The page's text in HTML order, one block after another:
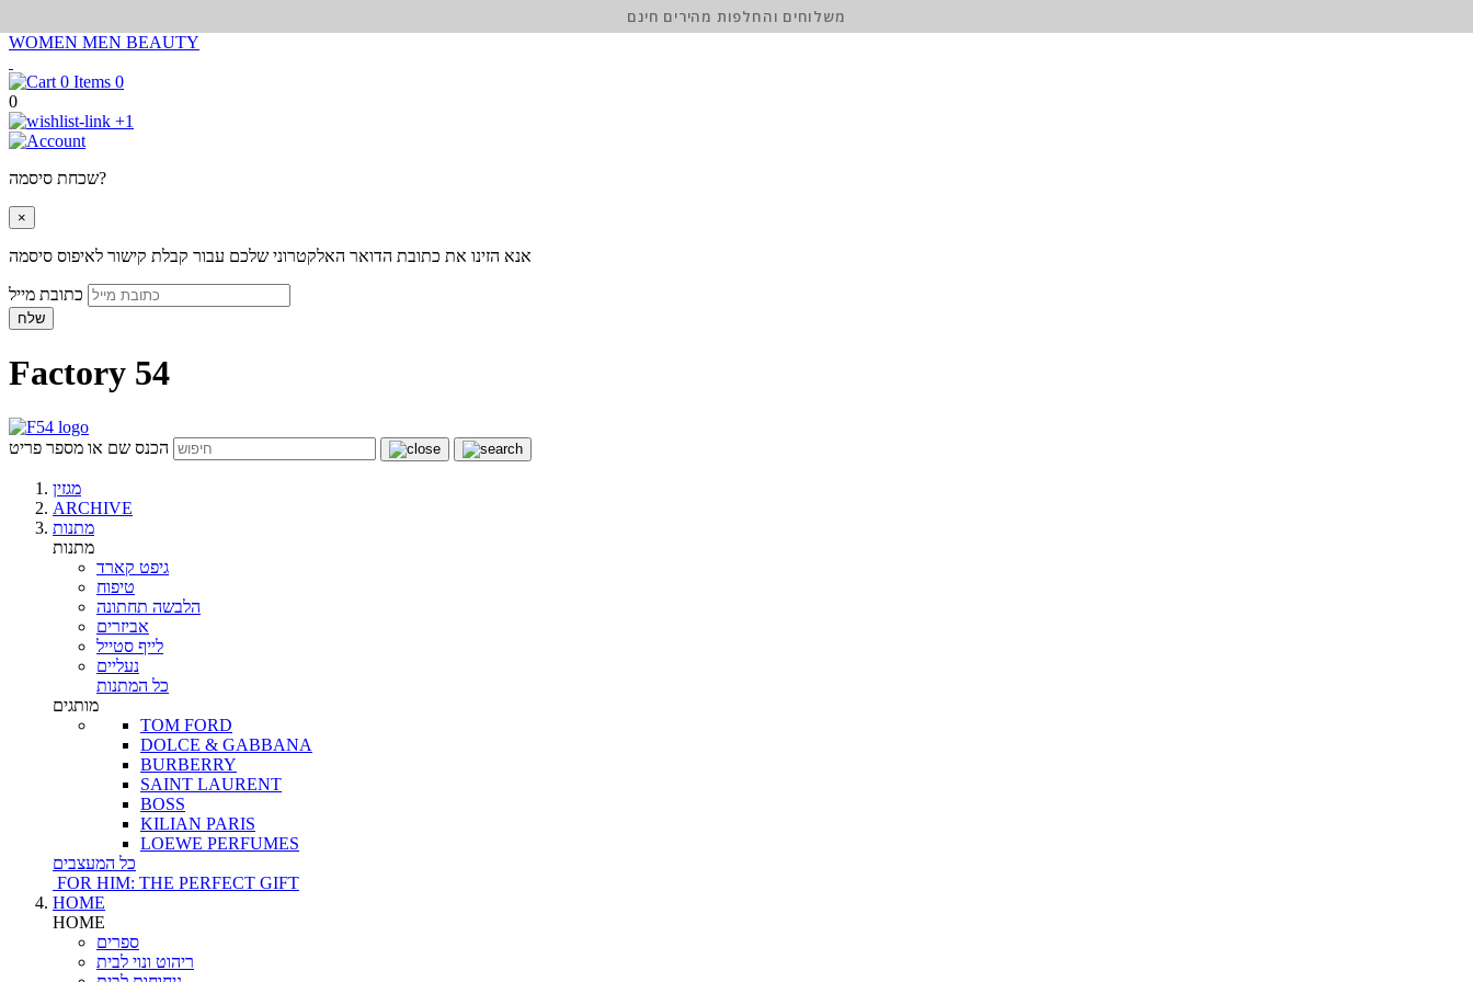
WOMEN MEN BEAUTY
0
0
+1
שכחת סיסמה?
×
אנא הזינו את כתובת הדואר האלקטרוני שלכם עבור קבלת קישור לאיפוס סיסמה
שלח
Factory 54
הכנס שם או מספר פריט
מגזין
ARCHIVE
מתנות
מתנות
גיפט קארד
טיפוח
הלבשה תחתונה
אביזרים
לייף סטייל
נעליים
כל המתנות
מותגים
TOM FORD
DOLCE & GABBANA
BURBERRY
SAINT LAURENT
BOSS
KILIAN PARIS
LOEWE PERFUMES
כל המעצבים
FOR HIM: THE PERFECT GIFT
HOME
HOME
ספרים
ריהוט ונוי לבית
משלוחים והחלפות מהירים חינם